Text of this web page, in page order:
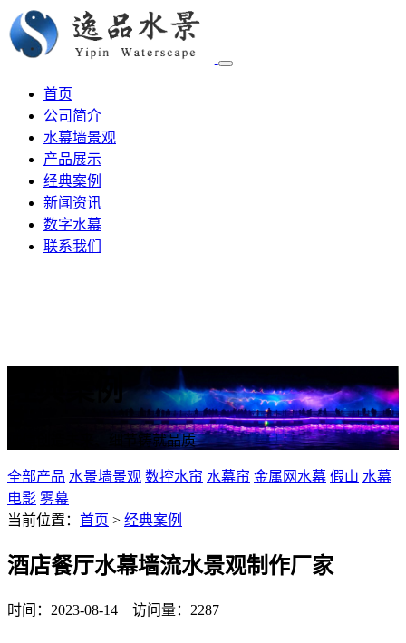
首页
公司简介
水幕墙景观
产品展示
经典案例
新闻资讯
数字水幕
联系我们
经典案例
诚信创造未来、细节铸就品质
全部产品 水景墙景观 数控水帘 水幕帘 金属网水幕 假山 水幕
电影 雾幕
当前位置： 首页 > 经典案例
酒店餐厅水幕墙流水景观制作厂家
时间：2023-08-14 访问量：2287